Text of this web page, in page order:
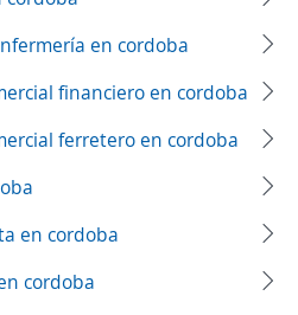
en cordoba
financiero en cordoba
ferretero en cordoba
en cordoba
cordoba